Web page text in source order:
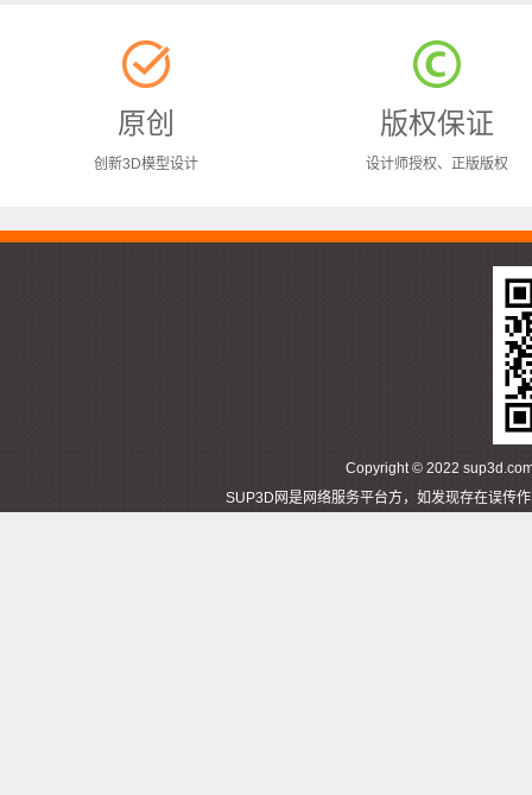
原创
创新3D模型设计
版权保证
设计师授权、正版版权
Copyright © 2022
SUP3D网是网络服务平台方，如发现存在误传